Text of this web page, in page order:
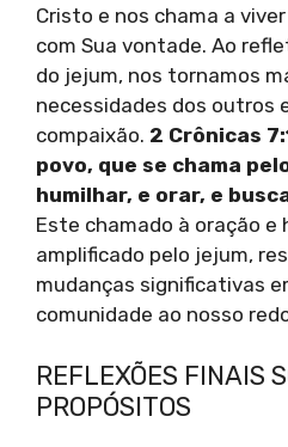
Cristo e nos chama a
com Sua vontade. Ao
do jejum, nos tornamos
necessidades dos outros
compaixão. 2 Crônicas
povo, que se chama
humilhar, e orar, e
Este chamado à oração e
amplificado pelo jejum,
mudanças significativas
comunidade ao nosso
REFLEXÕES FINAIS
PROPÓSITOS